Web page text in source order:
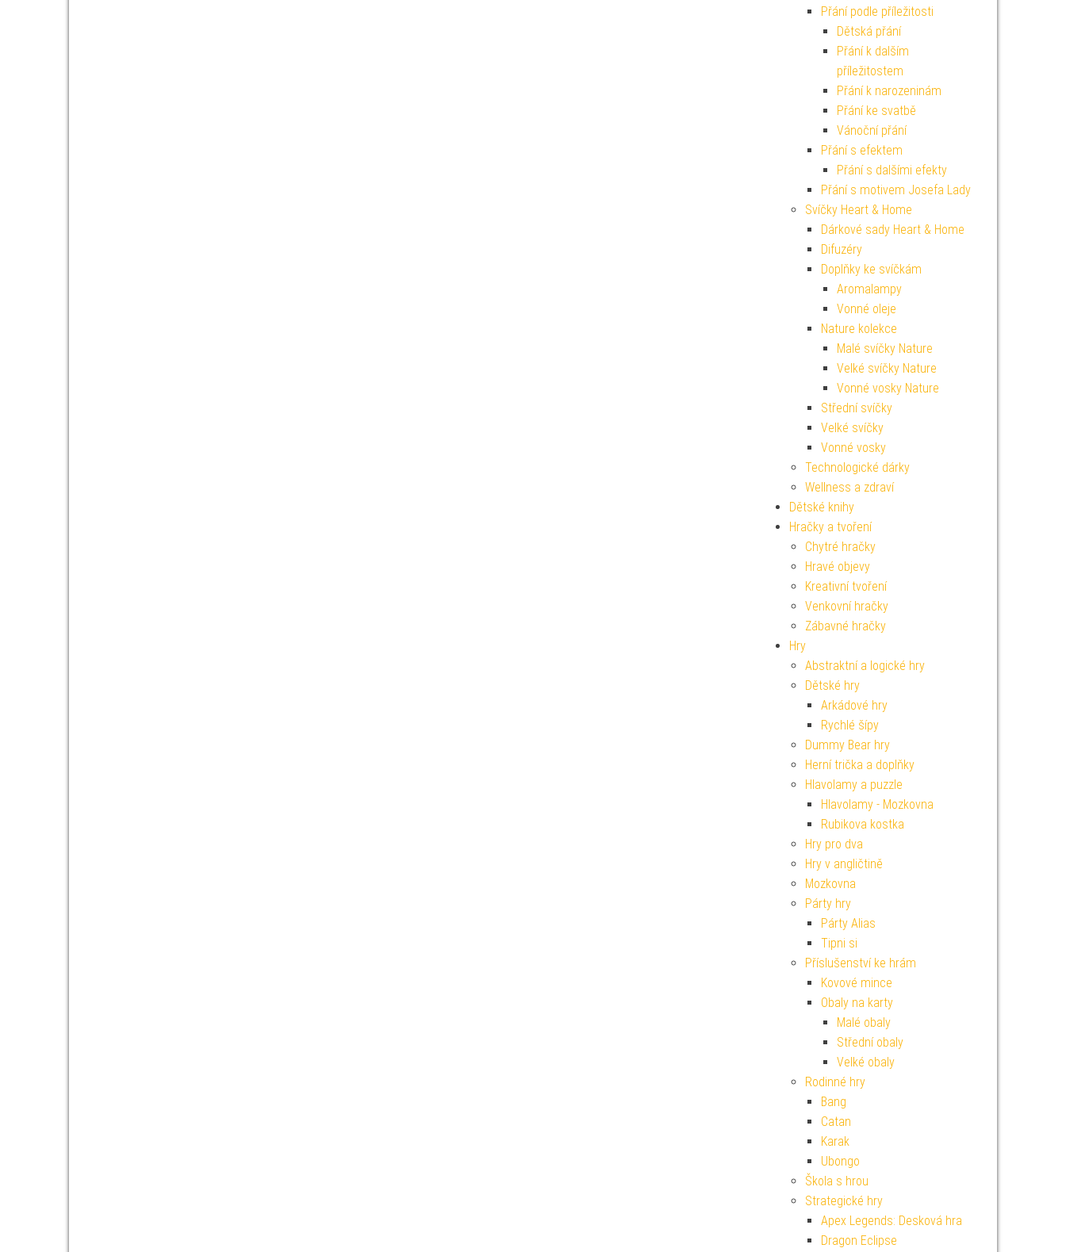
Přání podle příležitosti
Dětská přání
Přání k dalším
příležitostem
Přání k narozeninám
Přání ke svatbě
Vánoční přání
Přání s efektem
Přání s dalšími efekty
Přání s motivem Josefa Lady
Svíčky Heart & Home
Dárkové sady Heart & Home
Difuzéry
Doplňky ke svíčkám
Aromalampy
Vonné oleje
Nature kolekce
Malé svíčky Nature
Velké svíčky Nature
Vonné vosky Nature
Střední svíčky
Velké svíčky
Vonné vosky
Technologické dárky
Wellness a zdraví
Dětské knihy
Hračky a tvoření
Chytré hračky
Hravé objevy
Kreativní tvoření
Venkovní hračky
Zábavné hračky
Hry
Abstraktní a logické hry
Dětské hry
Arkádové hry
Rychlé šípy
Dummy Bear hry
Herní trička a doplňky
Hlavolamy a puzzle
Hlavolamy - Mozkovna
Rubikova kostka
Hry pro dva
Hry v angličtině
Mozkovna
Párty hry
Párty Alias
Tipni si
Příslušenství ke hrám
Kovové mince
Obaly na karty
Malé obaly
Střední obaly
Velké obaly
Rodinné hry
Bang
Catan
Karak
Ubongo
Škola s hrou
Strategické hry
Apex Legends: Desková hra
Dragon Eclipse